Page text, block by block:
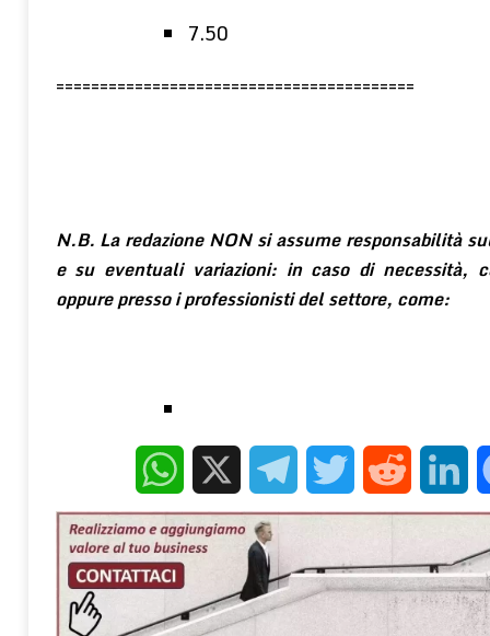
7.50
=========================================
N.B. La redazione NON si assume responsabilità
e su eventuali variazioni: in caso di necessità,
oppure presso i professionisti del settore, come:
WhatsApp
X TelegramTwitterReddit